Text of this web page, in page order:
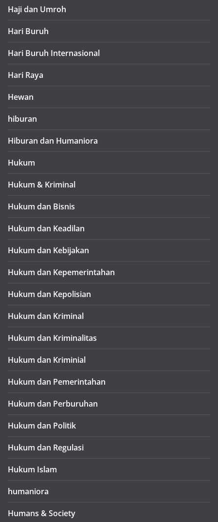
Haji dan Umroh
Hari Buruh
Hari Buruh Internasional
Hari Raya
Hewan
hiburan
Hiburan dan Humaniora
Hukum
Hukum & Kriminal
Hukum dan Bisnis
Hukum dan Keadilan
Hukum dan Kebijakan
Hukum dan Kepemerintahan
Hukum dan Kepolisian
Hukum dan Kriminal
Hukum dan Kriminalitas
Hukum dan Kriminial
Hukum dan Pemerintahan
Hukum dan Perburuhan
Hukum dan Politik
Hukum dan Regulasi
Hukum Islam
humaniora
Humans & Society